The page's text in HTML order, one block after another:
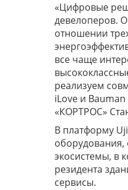
«Цифровые
девелоперов.
отношении
все чаще
реализуем
iLove и
«КОРТРОС»
В платформу
оборудования,
экосистемы, в
резидента
сервисы.